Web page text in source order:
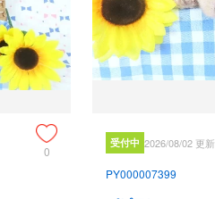
0
受付中 2026/08/02 更新
PY000007399